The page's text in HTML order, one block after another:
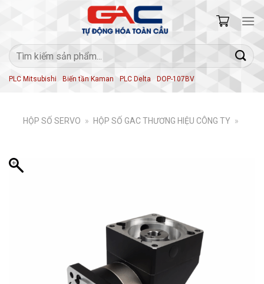
Tìm
kiếm:
PLC Mitsubishi Biến tần Kaman PLC Delta DOP-107BV
HỘP SỐ SERVO » HỘP SỐ GAC THƯƠNG HIỆU CÔNG TY »